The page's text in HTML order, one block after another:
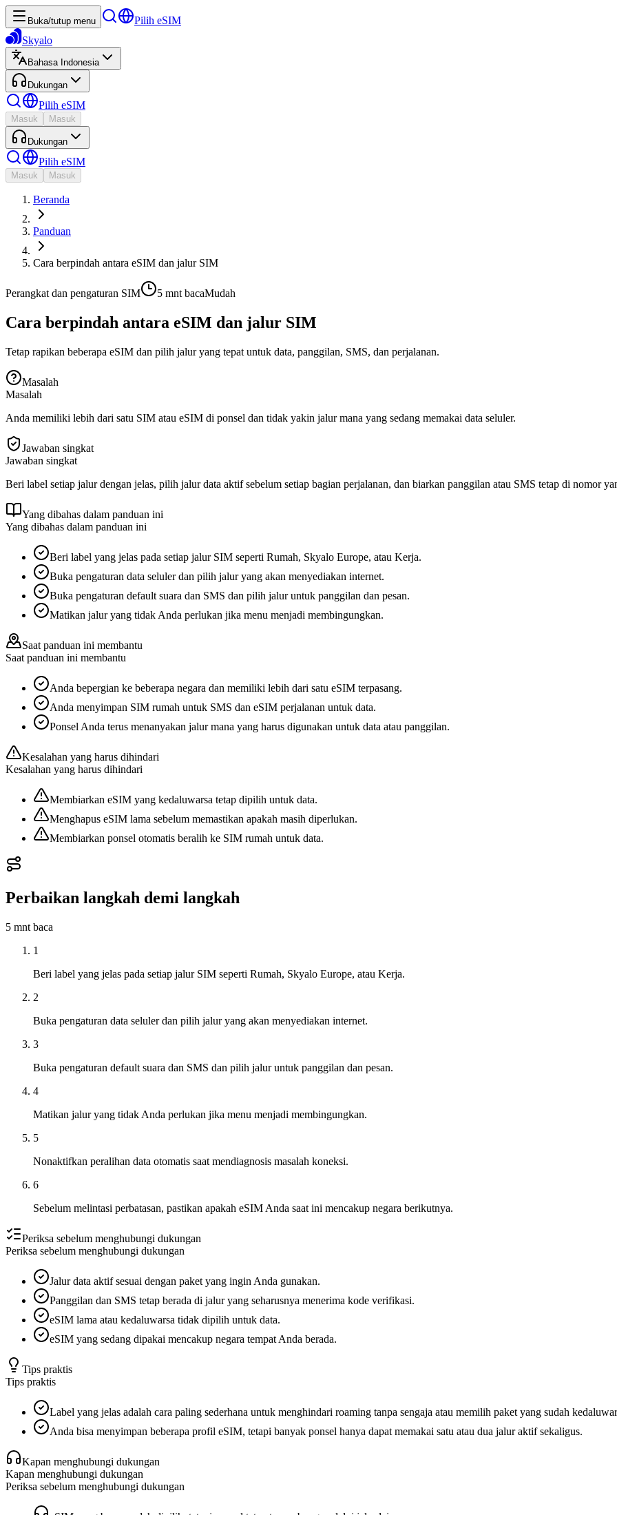
Buka/tutup menu
Pilih eSIM
Skyalo
Bahasa Indonesia
Dukungan
Pilih eSIM
Masuk Masuk
Dukungan
Pilih eSIM
Masuk Masuk
Beranda
Panduan
Cara berpindah antara eSIM dan jalur SIM
Perangkat dan pengaturan SIM 5 mnt bacaMudah
Cara berpindah antara eSIM dan jalur SIM
Tetap rapikan beberapa eSIM dan pilih jalur yang tepat untuk data, panggilan, SMS, dan perjalanan.
Masalah
Masalah
Anda memiliki lebih dari satu SIM atau eSIM di ponsel dan tidak yakin jalur mana yang sedang memakai data seluler.
Jawaban singkat
Jawaban singkat
Beri label setiap jalur dengan jelas, pilih jalur data aktif sebelum setiap bagian perjalanan, dan biarkan panggilan atau SMS tetap di nomor
Yang dibahas dalam panduan ini
Yang dibahas dalam panduan ini
Beri label yang jelas pada setiap jalur SIM seperti Rumah, Skyalo Europe, atau Kerja.
Buka pengaturan data seluler dan pilih jalur yang akan menyediakan internet.
Buka pengaturan default suara dan SMS dan pilih jalur untuk panggilan dan pesan.
Matikan jalur yang tidak Anda perlukan jika menu menjadi membingungkan.
Saat panduan ini membantu
Saat panduan ini membantu
Anda bepergian ke beberapa negara dan memiliki lebih dari satu eSIM terpasang.
Anda menyimpan SIM rumah untuk SMS dan eSIM perjalanan untuk data.
Ponsel Anda terus menanyakan jalur mana yang harus digunakan untuk data atau panggilan.
Kesalahan yang harus dihindari
Kesalahan yang harus dihindari
Membiarkan eSIM yang kedaluwarsa tetap dipilih untuk data.
Menghapus eSIM lama sebelum memastikan apakah masih diperlukan.
Membiarkan ponsel otomatis beralih ke SIM rumah untuk data.
Perbaikan langkah demi langkah
5 mnt baca
1
Beri label yang jelas pada setiap jalur SIM seperti Rumah, Skyalo Europe, atau Kerja.
2
Buka pengaturan data seluler dan pilih jalur yang akan menyediakan internet.
3
Buka pengaturan default suara dan SMS dan pilih jalur untuk panggilan dan pesan.
4
Matikan jalur yang tidak Anda perlukan jika menu menjadi membingungkan.
5
Nonaktifkan peralihan data otomatis saat mendiagnosis masalah koneksi.
6
Sebelum melintasi perbatasan, pastikan apakah eSIM Anda saat ini mencakup negara berikutnya.
Periksa sebelum menghubungi dukungan
Periksa sebelum menghubungi dukungan
Jalur data aktif sesuai dengan paket yang ingin Anda gunakan.
Panggilan dan SMS tetap berada di jalur yang seharusnya menerima kode verifikasi.
eSIM lama atau kedaluwarsa tidak dipilih untuk data.
eSIM yang sedang dipakai mencakup negara tempat Anda berada.
Tips praktis
Tips praktis
Label yang jelas adalah cara paling sederhana untuk menghindari roaming tanpa sengaja atau memilih paket yang sudah
Anda bisa menyimpan beberapa profil eSIM, tetapi banyak ponsel hanya dapat memakai satu atau dua jalur aktif sekaligus.
Kapan menghubungi dukungan
Kapan menghubungi dukungan
Periksa sebelum menghubungi dukungan